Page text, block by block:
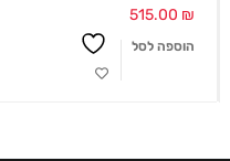
515.00 ₪
הוספה לסל